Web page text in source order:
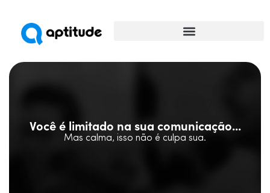
Você é limitado na sua comunicação...
Mas calma, isso não é culpa sua.